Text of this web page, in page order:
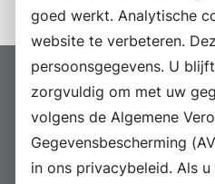
goed werkt. Analytische
website te verbeteren.
persoonsgegevens. U
zorgvuldig om met uw
volgens de Algemene
Gegevensbescherming
in ons privacybeleid. Als
Proclaimer Colofon
Sitemap
Suggesties
Archief